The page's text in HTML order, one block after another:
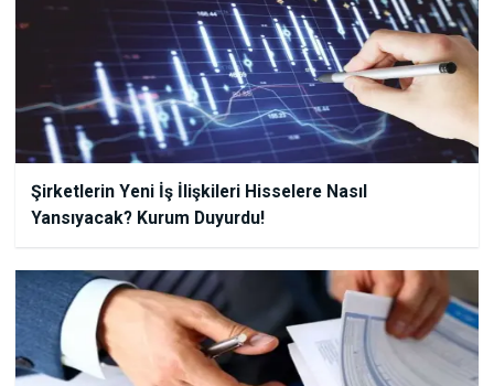
Şirketlerin Yeni İş İlişkileri Hisselere Nasıl
Yansıyacak? Kurum Duyurdu!